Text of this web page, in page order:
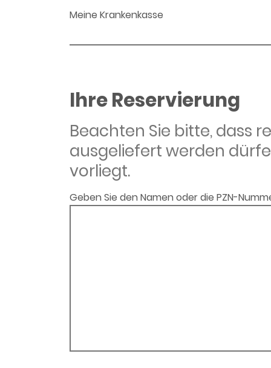
Meine Krankenkasse
Ihre Reservierung
Beachten Sie bitte, dass
ausgeliefert werden
vorliegt.
Geben Sie den Namen oder die PZN-